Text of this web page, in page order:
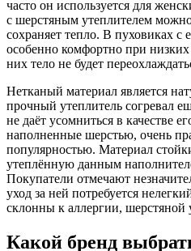
часто он используется для
с шерстяным утеплителем
сохраняет тепло. В пуховиках с
особенно комфортно при
них тело не будет
Нетканый материал является
прочный утеплитель согревал
не даёт усомниться в качестве
наполненные шерстью, очень
популярностью. Материал
утеплённую данным
Покупатели отмечают
уход за ней потребуется
склонны к аллергии, шерстяной
Какой бренд